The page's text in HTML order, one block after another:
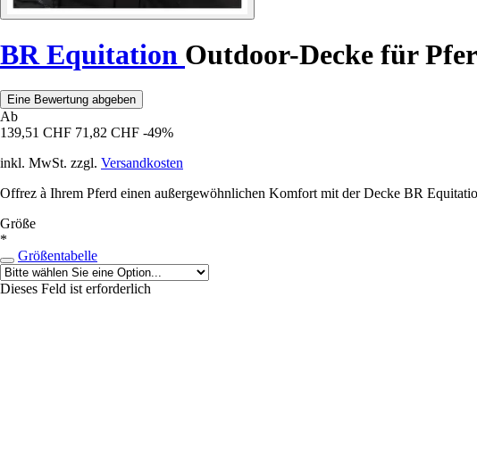
BR Equitation Outdoor-Decke für
Eine Bewertung abgeben
Ab
139,51 CHF 71,82 CHF -49%
inkl. MwSt. zzgl. Versandkosten
Offrez à Ihrem Pferd einen außergewöhnlichen Komfort mit der Decke BR
Größe
*
Größentabelle
Dieses Feld ist erforderlich